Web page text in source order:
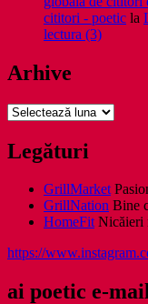
cititori - poetic la
lectura (3)
Arhive
Arhive
Legături
GrillMarket
GrillNation Bine
HomeFitNicăieri
https://
ai poetic e-